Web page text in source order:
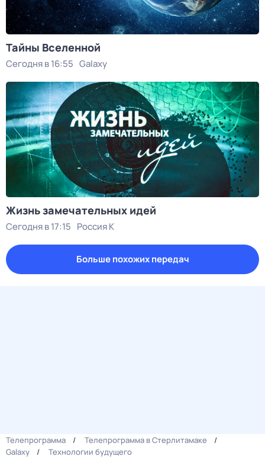
Тайны Вселенной
Сегодня в 16:55 Galaxy
Жизнь замечательных идей
Сегодня в 17:15 Россия К
Больше похожих передач
Телепрограмма
Телепрограмма в Стерлитамаке
Galaxy
Технологии будущего